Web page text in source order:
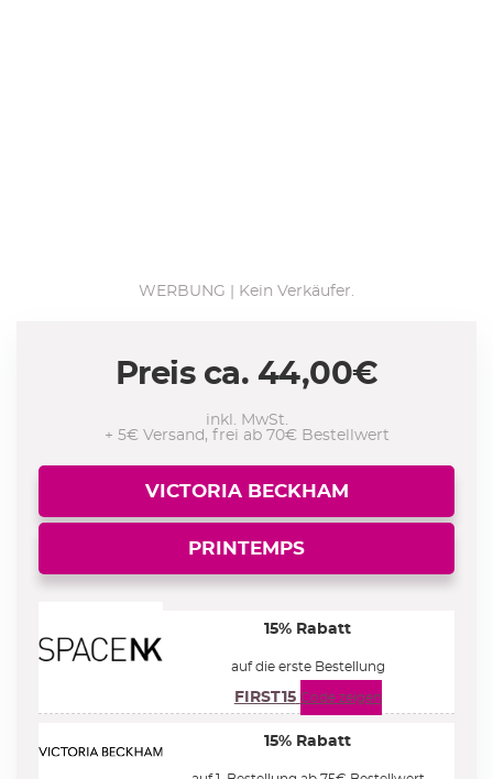
WERBUNG | Kein Verkäufer.
Preis ca. 44,00€
inkl. MwSt.
+ 5€ Versand, frei ab 70€ Bestellwert
VICTORIA BECKHAM
PRINTEMPS
15% Rabatt
auf die erste Bestellung
FIRST15 Code zeigen
15% Rabatt